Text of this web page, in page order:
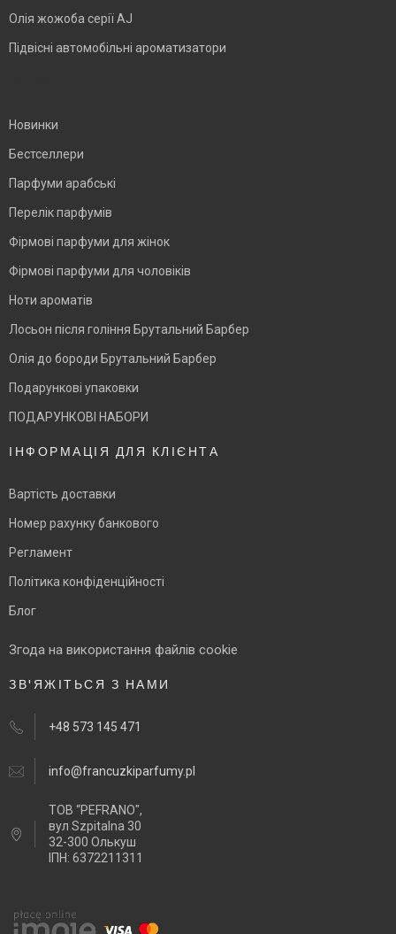
Олія жожоба серії AJ
Підвісні автомобільні ароматизатори
Новинки
Бестселлери
Парфуми арабські
Перелік парфумів
Фірмові парфуми для жінок
Фірмові парфуми для чоловіків
Ноти ароматів
Лосьон після гоління Брутальний Барбер
Олія до бороди Брутальний Барбер
Подарункові упаковки
ПОДАРУНКОВІ НАБОРИ
ІНФОРМАЦІЯ ДЛЯ КЛІЄНТА
Вартість доставки
Номер рахунку банкового
Регламент
Політика конфіденційності
Блог
Згода на використання файлів cookie
ЗВ'ЯЖІТЬСЯ З НАМИ
+48 573 145 471
info@francuzkiparfumy.pl
ТОВ “PEFRANO",
вул Szpitalna 30
32-300 Олькуш
ІПН: 6372211311